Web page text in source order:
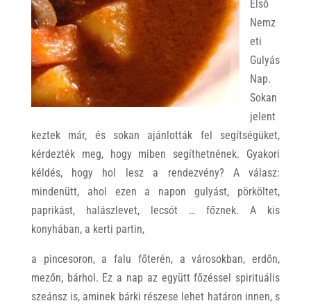
Első
Nemz
eti
Gulyás
Nap.
Sokan
jelent
keztek már, és sokan ajánlották fel segítségüket,
kérdezték meg, hogy miben segíthetnének. Gyakori
kéldés, hogy hol lesz a rendezvény? A válasz:
mindenütt, ahol ezen a napon gulyást, pörköltet,
paprikást, halászlevet, lecsót … főznek. A kis
konyhában, a kerti partin,
a pincesoron, a falu főterén, a városokban, erdőn,
mezőn, bárhol. Ez a nap az együtt főzéssel spirituális
szeánsz is, aminek bárki részese lehet határon innen, s